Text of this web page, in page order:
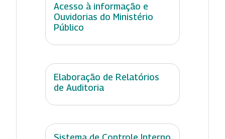
Acesso à informação e
Ouvidorias do Ministério
Público
Elaboração de Relatórios
de Auditoria